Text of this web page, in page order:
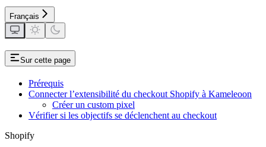
Français
Sur cette page
Prérequis
Connecter l’extensibilité du checkout Shopify à Kameleoon
Créer un custom pixel
Vérifier si les objectifs se déclenchent au checkout
Shopify